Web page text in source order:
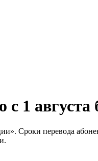
с 1
Сроки перевода